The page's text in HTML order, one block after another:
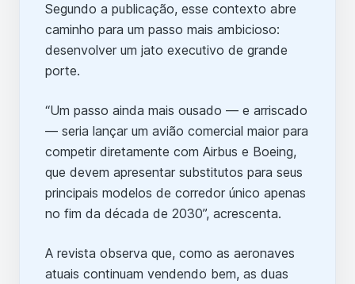
Segundo a publicação, esse contexto abre
caminho para um passo mais ambicioso:
desenvolver um jato executivo de grande
porte.
“Um passo ainda mais ousado — e arriscado
— seria lançar um avião comercial maior para
competir diretamente com Airbus e Boeing,
que devem apresentar substitutos para seus
principais modelos de corredor único apenas
no fim da década de 2030”, acrescenta.
A revista observa que, como as aeronaves
atuais continuam vendendo bem, as duas